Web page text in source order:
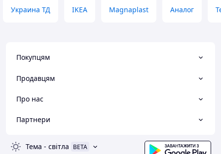
Украина ТД IKEA Magnaplast Аналог
Покупцям
Продавцям
Про нас
Партнери
Тема - світла BETA